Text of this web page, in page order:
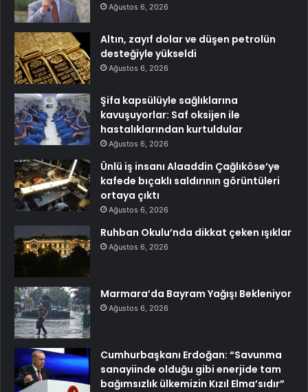
Ağustos 6, 2026
Altın, zayıf dolar ve düşen petrolün
desteğiyle yükseldi
Ağustos 6, 2026
Şifa kapsülüyle sağlıklarına
kavuşuyorlar: Saf oksijen ile
hastalıklarından kurtuldular
Ağustos 6, 2026
Ünlü iş insanı Alaaddin Çağlıköse’ye
kafede bıçaklı saldırının görüntüleri
ortaya çıktı
Ağustos 6, 2026
Ruhban Okulu’nda dikkat çeken ışıklar
Ağustos 6, 2026
Marmara’da Bayram Yağışı Bekleniyor
Ağustos 6, 2026
Cumhurbaşkanı Erdoğan: “Savunma
sanayiinde olduğu gibi enerjide tam
bağımsızlık ülkemizin Kızıl Elma’sıdır”